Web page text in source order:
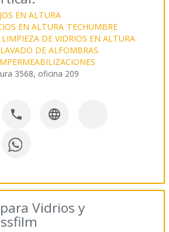
EN ALTURA
EN ALTURA TECHUMBRE
LIMPIEZA DE VIDRIOS EN ALTURA
LAVADO DE ALFOMBRAS
3568, oficina 209
 
Vidrios y